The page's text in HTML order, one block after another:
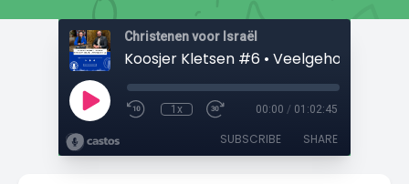
Christenen voor Israël
1x 00:00 / 01:02:45
SUBSCRIBE SHARE